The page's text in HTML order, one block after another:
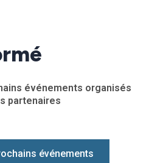
événements organisés
partenaires
événements